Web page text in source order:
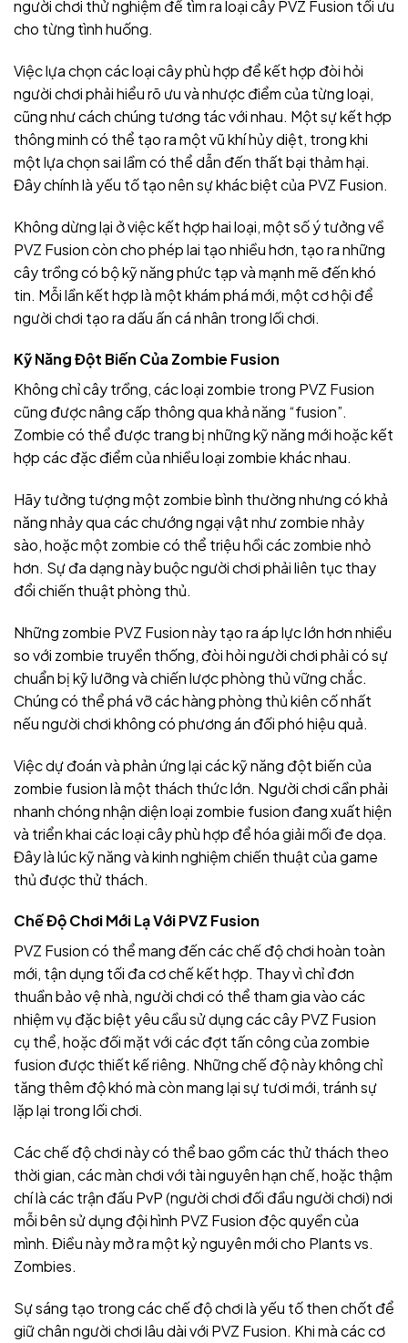
người chơi thử nghiệm để tìm ra loại cây PVZ Fusion tối ưu
cho từng tình huống.
Việc lựa chọn các loại cây phù hợp để kết hợp đòi hỏi
người chơi phải hiểu rõ ưu và nhược điểm của từng loại,
cũng như cách chúng tương tác với nhau. Một sự kết hợp
thông minh có thể tạo ra một vũ khí hủy diệt, trong khi
một lựa chọn sai lầm có thể dẫn đến thất bại thảm hại.
Đây chính là yếu tố tạo nên sự khác biệt của PVZ Fusion.
Không dừng lại ở việc kết hợp hai loại, một số ý tưởng về
PVZ Fusion còn cho phép lai tạo nhiều hơn, tạo ra những
cây trồng có bộ kỹ năng phức tạp và mạnh mẽ đến khó
tin. Mỗi lần kết hợp là một khám phá mới, một cơ hội để
người chơi tạo ra dấu ấn cá nhân trong lối chơi.
Kỹ Năng Đột Biến Của Zombie Fusion
Không chỉ cây trồng, các loại zombie trong PVZ Fusion
cũng được nâng cấp thông qua khả năng “fusion”.
Zombie có thể được trang bị những kỹ năng mới hoặc kết
hợp các đặc điểm của nhiều loại zombie khác nhau.
Hãy tưởng tượng một zombie bình thường nhưng có khả
năng nhảy qua các chướng ngại vật như zombie nhảy
sào, hoặc một zombie có thể triệu hồi các zombie nhỏ
hơn. Sự đa dạng này buộc người chơi phải liên tục thay
đổi chiến thuật phòng thủ.
Những zombie PVZ Fusion này tạo ra áp lực lớn hơn nhiều
so với zombie truyền thống, đòi hỏi người chơi phải có sự
chuẩn bị kỹ lưỡng và chiến lược phòng thủ vững chắc.
Chúng có thể phá vỡ các hàng phòng thủ kiên cố nhất
nếu người chơi không có phương án đối phó hiệu quả.
Việc dự đoán và phản ứng lại các kỹ năng đột biến của
zombie fusion là một thách thức lớn. Người chơi cần phải
nhanh chóng nhận diện loại zombie fusion đang xuất hiện
và triển khai các loại cây phù hợp để hóa giải mối đe dọa.
Đây là lúc kỹ năng và kinh nghiệm chiến thuật của game
thủ được thử thách.
Chế Độ Chơi Mới Lạ Với PVZ Fusion
PVZ Fusion có thể mang đến các chế độ chơi hoàn toàn
mới, tận dụng tối đa cơ chế kết hợp. Thay vì chỉ đơn
thuần bảo vệ nhà, người chơi có thể tham gia vào các
nhiệm vụ đặc biệt yêu cầu sử dụng các cây PVZ Fusion
cụ thể, hoặc đối mặt với các đợt tấn công của zombie
fusion được thiết kế riêng. Những chế độ này không chỉ
tăng thêm độ khó mà còn mang lại sự tươi mới, tránh sự
lặp lại trong lối chơi.
Các chế độ chơi này có thể bao gồm các thử thách theo
thời gian, các màn chơi với tài nguyên hạn chế, hoặc thậm
chí là các trận đấu PvP (người chơi đối đầu người chơi) nơi
mỗi bên sử dụng đội hình PVZ Fusion độc quyền của
mình. Điều này mở ra một kỷ nguyên mới cho Plants vs.
Zombies.
Sự sáng tạo trong các chế độ chơi là yếu tố then chốt để
giữ chân người chơi lâu dài với PVZ Fusion. Khi mà các cơ